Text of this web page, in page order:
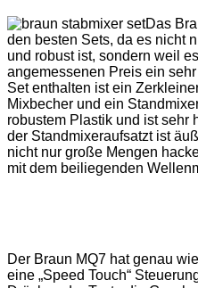
Das
den besten Sets, da es nicht
und robust ist, sondern weil
angemessenen Preis ein
Set enthalten ist ein
Mixbecher und ein
robustem Plastik und ist sehr
der Standmixeraufsatzt ist
nicht nur große Mengen
mit dem beiliegenden
Der Braun MQ7 hat genau
eine „Speed Touch“